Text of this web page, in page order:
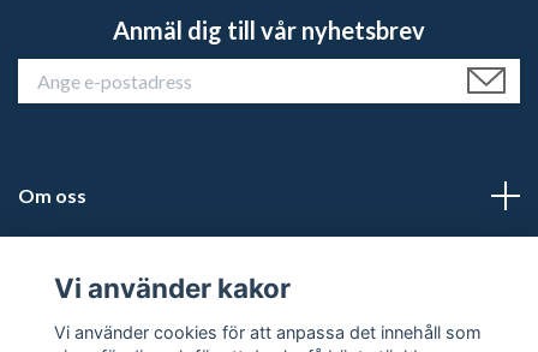
Anmäl dig till vår nyhetsbrev
Om oss
Läs mer
Vi använder kakor
Vi använder cookies för att anpassa det innehåll som